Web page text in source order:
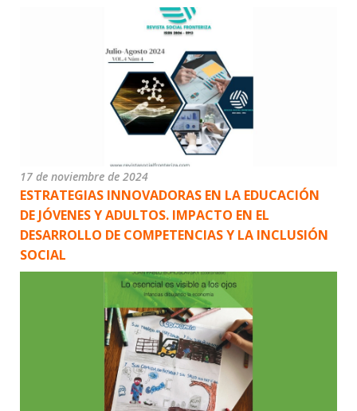
17 de noviembre de 2024
ESTRATEGIAS INNOVADORAS EN LA EDUCACIÓN
DE JÓVENES Y ADULTOS. IMPACTO EN EL
DESARROLLO DE COMPETENCIAS Y LA INCLUSIÓN
SOCIAL